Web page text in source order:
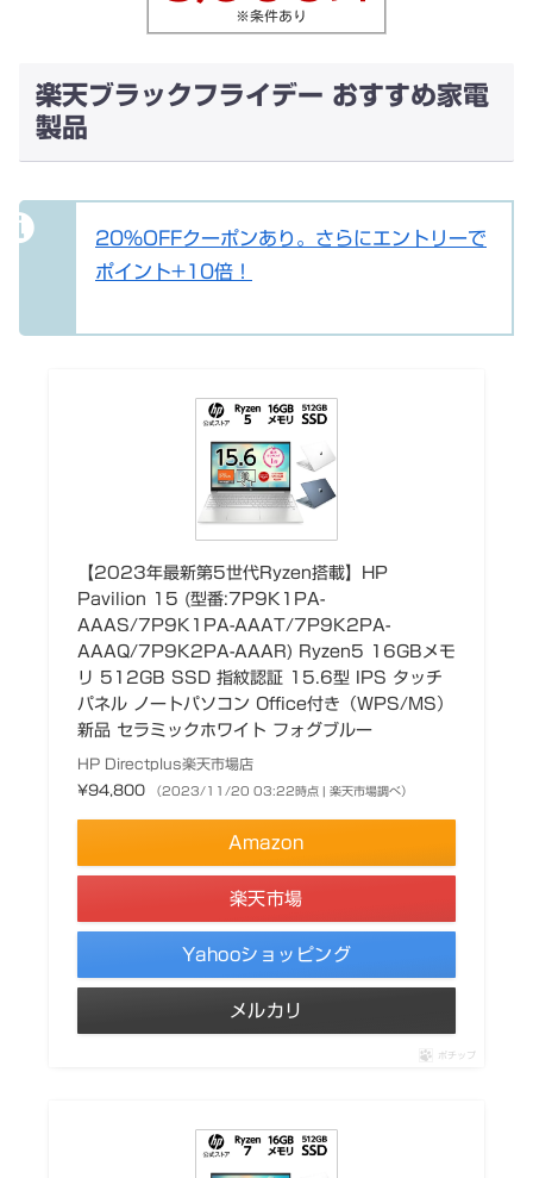
楽天ブラックフライデー おすすめ家電
製品
20%OFFクーポンあり。さらにエントリーで
ポイント+10倍！
【2023年最新第5世代Ryzen搭載】HP
Pavilion 15 (型番:7P9K1PA-
AAAS/7P9K1PA-AAAT/7P9K2PA-
AAAQ/7P9K2PA-AAAR) Ryzen5 16GBメモ
リ 512GB SSD 指紋認証 15.6型 IPS タッチ
パネル ノートパソコン Office付き（WPS/MS）
新品 セラミックホワイト フォグブルー
HP Directplus楽天市場店
¥94,800
（2023/11/20 03:22時点 | 楽天市場調べ）
Amazon
楽天市場
Yahooショッピング
メルカリ
ポチップ